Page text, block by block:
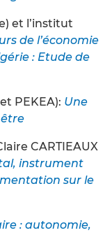
et l’institut
de l’économie
: Etude de
PEKEA): Une
CARTIEAUX
instrument
sur le
: autonomie,